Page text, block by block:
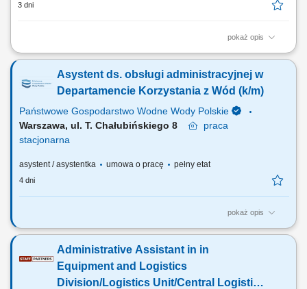
3 dni
pokaż opis
Zakres obowiązków: Obsługa narzędzi i programów umożliwiających
Avalon; Obsługa umów darowizn – rejestracja, weryfikacja,
przygotowanie wymaganego sprawozdania; Kontrola terminów i kwot
Asystent ds. obsługi administracyjnej w
Departamencie Korzystania z Wód (k/m)
Państwowe Gospodarstwo Wodne Wody Polskie
Warszawa, ul. T. Chałubińskiego 8
praca
stacjonarna
asystent / asystentka umowa o pracę pełny etat
4 dni
pokaż opis
OSOBA NA TYM STANOWISKU BĘDZIE ODPOWIEDZIALNA ZA:
Departamentu, zarządzanie obiegiem dokumentacji tradycyjnej oraz
obsługę korespondencji elektronicznej (EZD, e-PUAP, e-Doręczenia),
prowadzenie kalendarza oraz organizację i obsługę...
Administrative Assistant in in
Equipment and Logistics
Division/Logistics Unit/Central Logistics